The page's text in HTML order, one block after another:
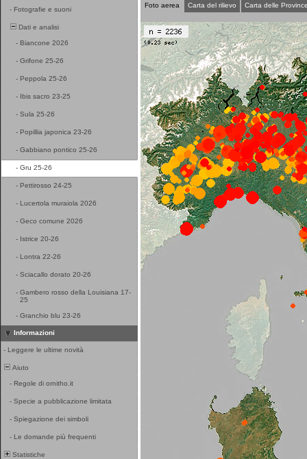
- Fotografie e suoni
Dati e analisi
- Biancone 2026
- Grifone 25-26
- Peppola 25-26
- Ibis sacro 23-25
- Sula 25-26
- Popillia japonica 23-26
- Gabbiano pontico 25-26
- Gru 25-26
- Pettirosso 24-25
- Lucertola muraiola 2026
- Geco comune 2026
- Istrice 20-26
- Lontra 22-26
- Sciacallo dorato 20-26
- Gambero rosso della Louisiana 17-
25
- Granchio blu 23-26
Informazioni
- Leggere le ultime novità
Aiuto
- Regole di ornitho.it
- Specie a pubblicazione limitata
- Spiegazione dei simboli
- Le domande più frequenti
Statistiche
Foto aerea Carta del rilievo Carta delle